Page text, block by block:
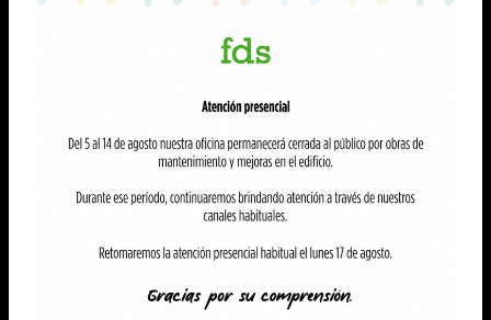
estudia en Montevideo, el 11% en Paysandú,
En relación con el género y la edad, el
otorgaron a mujeres y el 87% tiene entre 18 y
la vida estudiantil de los becarios a través de